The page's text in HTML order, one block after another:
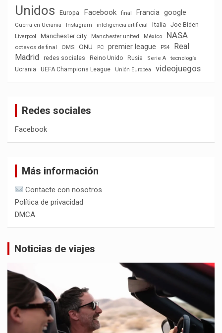
Unidos
Europa Facebook final Francia google
Guerra en Ucrania Instagram inteligencia artificial Italia Joe Biden
Liverpool Manchester city Manchester united México NASA
octavos de final OMS ONU PC premier league PS4
Real
Madrid
redes sociales Reino Unido Rusia Serie A
tecnología
Ucrania
UEFA Champions League Unión Europea videojuegos
Redes sociales
Facebook
Más información
Contacte con nosotros
Política de privacidad
DMCA
Noticias de viajes